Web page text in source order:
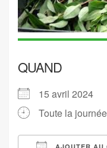
QUAND
15 avril 2024
Toute la journée